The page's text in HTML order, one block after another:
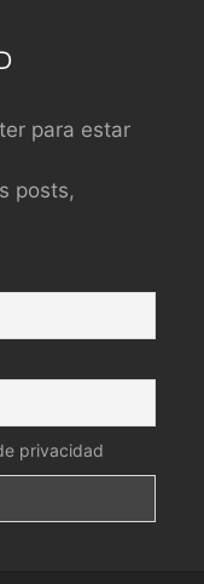
para estar
posts,
privacidad